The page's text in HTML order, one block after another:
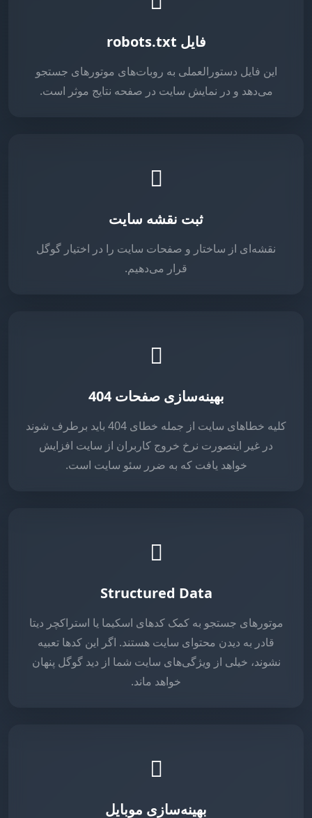
فایل robots.txt
این فایل دستورالعملی به روبات‌های موتورهای جستجو
می‌دهد و در نمایش سایت در صفحه نتایج موثر است.
ثبت نقشه سایت
نقشه‌ای از ساختار و صفحات سایت را در اختیار گوگل
قرار می‌دهیم.
بهینه‌سازی صفحات 404
کلیه خطاهای سایت از جمله خطای 404 باید برطرف شوند
در غیر اینصورت نرخ خروج کاربران از سایت افزایش
خواهد یافت که به ضرر سئو سایت است.
Structured Data
موتورهای جستجو به کمک کدهای اسکیما یا استراکچر دیتا
قادر به دیدن محتوای سایت هستند. اگر این کدها تعبیه
نشوند، خیلی از ویژگی‌های سایت شما از دید گوگل پنهان
خواهد ماند.
بهینه‌سازی موبایل